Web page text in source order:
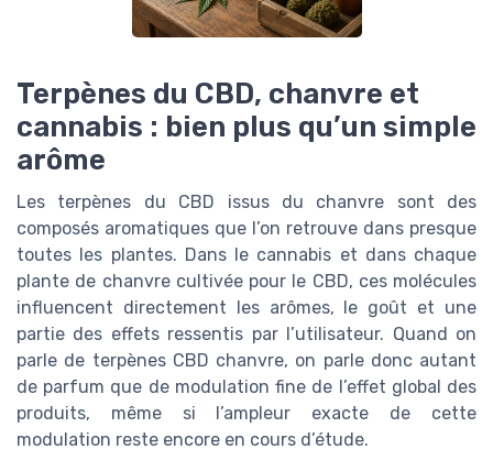
Terpènes du CBD, chanvre et
cannabis : bien plus qu’un simple
arôme
Les terpènes du CBD issus du chanvre sont des
composés aromatiques que l’on retrouve dans presque
toutes les plantes. Dans le cannabis et dans chaque
plante de chanvre cultivée pour le CBD, ces molécules
influencent directement les arômes, le goût et une
partie des effets ressentis par l’utilisateur. Quand on
parle de terpènes CBD chanvre, on parle donc autant
de parfum que de modulation fine de l’effet global des
produits, même si l’ampleur exacte de cette
modulation reste encore en cours d’étude.